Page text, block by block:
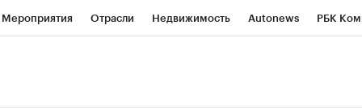
Мероприятия Отрасли Недвижимость Autonews РБК